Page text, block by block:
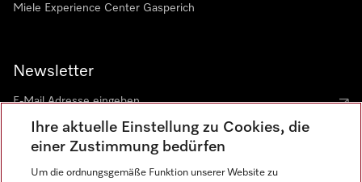
Miele Experience Center Gasperich
Newsletter
Ihre aktuelle Einstellung zu Cookies, die
einer Zustimmung bedürfen
Um die ordnungsgemäße Funktion unserer Website zu